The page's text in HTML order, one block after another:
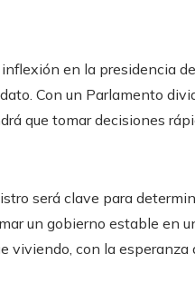
en la presidencia
Con un Parlamento
que tomar decisiones
será clave para
un gobierno estable en
viviendo, con la